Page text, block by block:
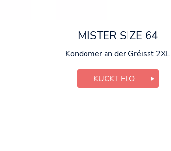
MISTER SIZE 64
Kondomer an der Gréisst 2XL
KUCKT ELO